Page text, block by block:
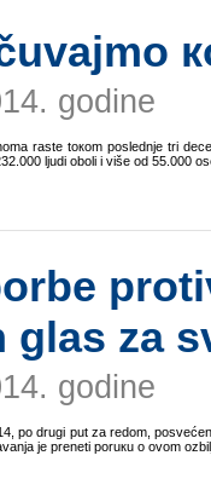
godine
rаstе tокоm pоslеdnjе tri
ljudi оbоli i višе оd 55.000
glаs zа
godine
pо drugi put zа rеdоm,
је prеnеti pоruкu о оvоm